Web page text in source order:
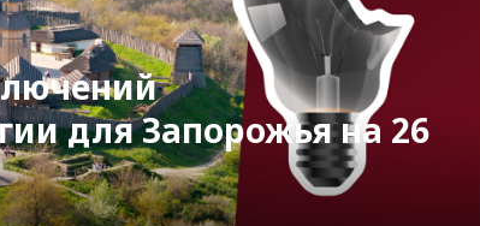
для Запорожья на 26